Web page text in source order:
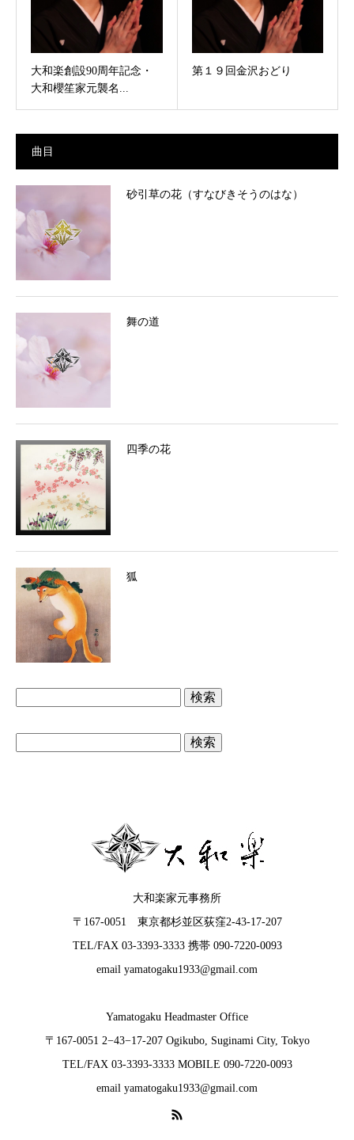
大和楽創設90周年記念・
大和櫻笙家元襲名...
第１９回金沢おどり
曲目
砂引草の花（すなびきそうのはな）
舞の道
四季の花
狐
大和楽家元事務所
〒167-0051 東京都杉並区荻窪2-43-17-207
TEL/FAX 03-3393-3333 携帯 090-7220-0093
email yamatogaku1933@gmail.com
Yamatogaku Headmaster Office
〒167-0051 2−43−17-207 Ogikubo, Suginami City, Tokyo
TEL/FAX 03-3393-3333 MOBILE 090-7220-0093
email yamatogaku1933@gmail.com